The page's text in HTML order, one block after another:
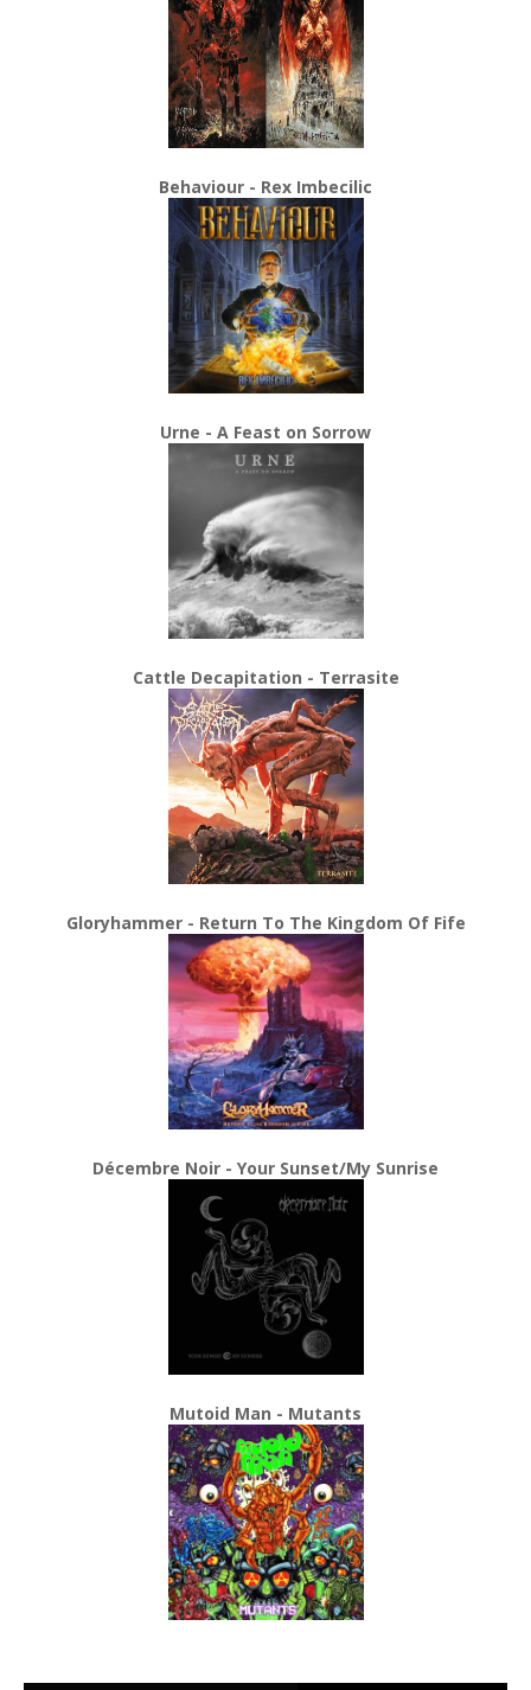
Behaviour - Rex Imbecilic
Urne - A Feast on Sorrow
Cattle Decapitation - Terrasite
Gloryhammer - Return To The Kingdom Of Fife
Décembre Noir - Your Sunset/My Sunrise
Mutoid Man - Mutants